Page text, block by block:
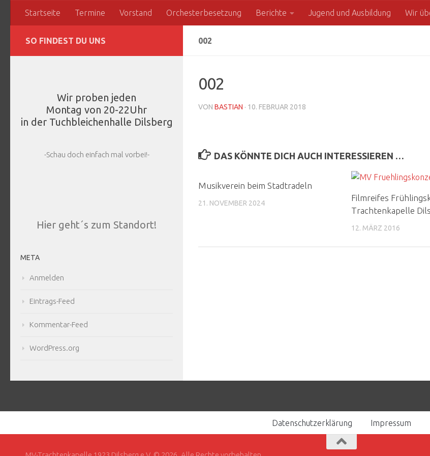
Zum Inhalt springen
Startseite Termine Vorstand Orchesterbesetzung Berichte Jugend und Ausbildung Wir
002
002
VON BASTIAN · 10. FEBRUAR 2018
DAS KÖNNTE DICH AUCH INTERESSIEREN …
Musikverein beim Stadtradeln
21. NOVEMBER 2024
Filmreifes
Trachtenkapelle
12. MÄRZ 2016
SO FINDEST DU UNS
Wir proben jeden
Montag von 20-22Uhr
in der Tuchbleichenhalle Dilsberg
-Schau doch einfach mal vorbei!-
Hier geht´s zum Standort!
META
Anmelden
Eintrags-Feed
Kommentar-Feed
WordPress.org
Datenschutzerklärung Impressum